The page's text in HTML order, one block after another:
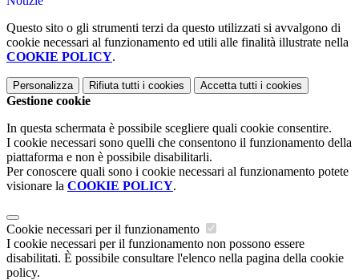
Questo sito o gli strumenti terzi da questo utilizzati si avvalgono di
cookie necessari al funzionamento ed utili alle finalità illustrate nella
COOKIE POLICY.
Personalizza Rifiuta tutti i cookies Accetta tutti i cookies
Gestione cookie
In questa schermata è possibile scegliere quali cookie consentire.
I cookie necessari sono quelli che consentono il funzionamento della
piattaforma e non è possibile disabilitarli.
Per conoscere quali sono i cookie necessari al funzionamento potete
visionare la COOKIE POLICY.
Cookie necessari per il funzionamento
I cookie necessari per il funzionamento non possono essere
disabilitati. È possibile consultare l'elenco nella pagina della cookie
policy.